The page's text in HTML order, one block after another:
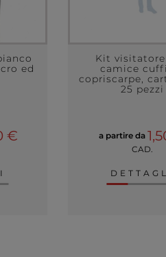
ed
€
Kit visitatore
camice
copriscarpe,
25 pezzi
a partire da
CAD.